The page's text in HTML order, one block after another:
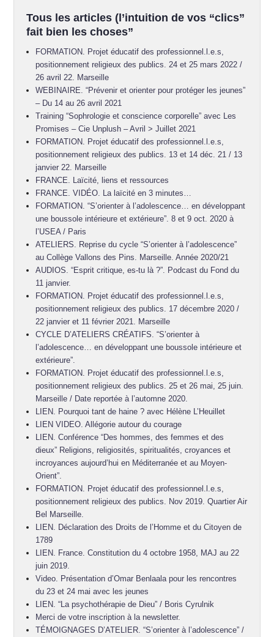
Tous les articles (l’intuition de vos “clics”
fait bien les choses”
FORMATION. Projet éducatif des professionnel.l.e.s,
positionnement religieux des publics. 24 et 25 mars 2022 /
26 avril 22. Marseille
WEBINAIRE. “Prévenir et orienter pour protéger les jeunes”
– Du 14 au 26 avril 2021
Training “Sophrologie et conscience corporelle” avec Les
Promises – Cie Unplush – Avril > Juillet 2021
FORMATION. Projet éducatif des professionnel.l.e.s,
positionnement religieux des publics. 13 et 14 déc. 21 / 13
janvier 22. Marseille
FRANCE. Laïcité, liens et ressources
FRANCE. VIDÉO. La laïcité en 3 minutes…
FORMATION. “S’orienter à l’adolescence… en développant
une boussole intérieure et extérieure”. 8 et 9 oct. 2020 à
l’USEA / Paris
ATELIERS. Reprise du cycle “S’orienter à l’adolescence”
au Collège Vallons des Pins. Marseille. Année 2020/21
AUDIOS. “Esprit critique, es-tu là ?”. Podcast du Fond du
11 janvier.
FORMATION. Projet éducatif des professionnel.l.e.s,
positionnement religieux des publics. 17 décembre 2020 /
22 janvier et 11 février 2021. Marseille
CYCLE D’ATELIERS CRÉATIFS. “S’orienter à
l’adolescence… en développant une boussole intérieure et
extérieure”.
FORMATION. Projet éducatif des professionnel.l.e.s,
positionnement religieux des publics. 25 et 26 mai, 25 juin.
Marseille / Date reportée à l’automne 2020.
LIEN. Pourquoi tant de haine ? avec Hélène L’Heuillet
LIEN VIDEO. Allégorie autour du courage
LIEN. Conférence “Des hommes, des femmes et des
dieux” Religions, religiosités, spiritualités, croyances et
incroyances aujourd’hui en Méditerranée et au Moyen-
Orient”.
FORMATION. Projet éducatif des professionnel.l.e.s,
positionnement religieux des publics. Nov 2019. Quartier Air
Bel Marseille.
LIEN. Déclaration des Droits de l’Homme et du Citoyen de
1789
LIEN. France. Constitution du 4 octobre 1958, MAJ au 22
juin 2019.
Video. Présentation d’Omar Benlaala pour les rencontres
du 23 et 24 mai avec les jeunes
LIEN. “La psychothérapie de Dieu” / Boris Cyrulnik
Merci de votre inscription à la newsletter.
TÉMOIGNAGES D’ATELIER. “S’orienter à l’adolescence” /